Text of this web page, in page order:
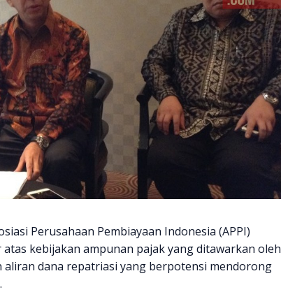
Perusahaan Pembiayaan Indonesia (APPI)
kebijakan ampunan pajak yang ditawarkan oleh
dana repatriasi yang berpotensi mendorong